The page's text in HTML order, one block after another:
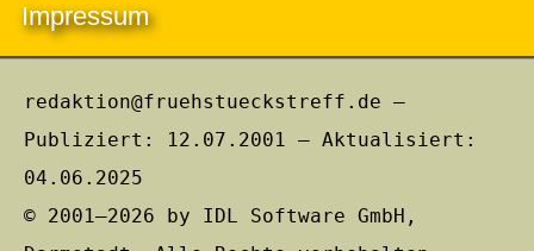
Impressum
redaktion@fruehstueckstreff.de –
Publiziert: 12.07.2001 – Aktualisiert:
04.06.2025
© 2001–2026 by IDL Software GmbH,